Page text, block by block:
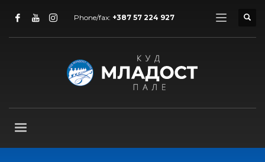
Phone/fax: +387 57 224 927